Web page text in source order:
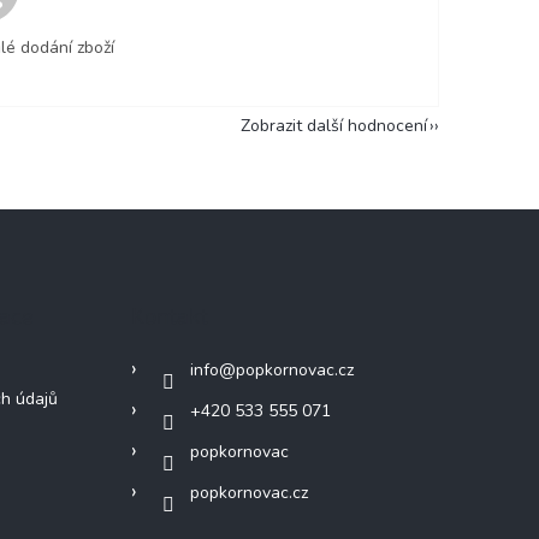
dodání zboží
Zobrazit další hodnocení
údajů
info@popkornovac.cz
+420 533 555 071
popkornovac
popkornovac.cz